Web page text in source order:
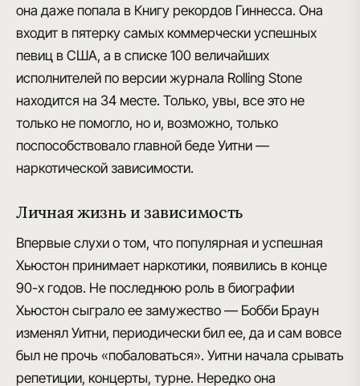
она даже попала в Книгу рекордов Гиннесса. Она
входит в пятерку самых коммерчески успешных
певиц в США, а в списке 100 величайших
исполнителей по версии журнала Rolling Stone
находится на 34 месте. Только, увы, все это не
только не помогло, но и, возможно, только
поспособствовало главной беде Уитни —
наркотической зависимости.
Личная жизнь и зависимость
Впервые слухи о том, что популярная и успешная
Хьюстон принимает наркотики, появились в конце
90-х годов. Не последнюю роль в биографии
Хьюстон сыграло ее замужество — Бобби Браун
изменял Уитни, периодически бил ее, да и сам вовсе
был не прочь «побаловаться». Уитни начала срывать
репетиции, концерты, турне. Нередко она